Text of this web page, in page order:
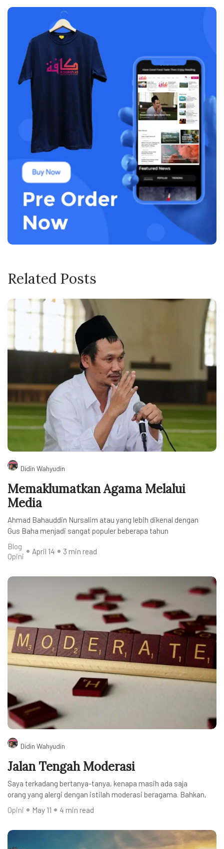
Related Posts
Didin Wahyudin
Memaklumatkan Agama Melalui
Media
Ahmad Bahauddin Nursalim atau yang lebih dikenal dengan
Gus Baha menjadi sangat populer beberapa tahun
Blog
Opini
April 14 3 min read
Didin Wahyudin
Jalan Tengah Moderasi
Saya terkadang bertanya-tanya, kenapa masih ada saja
orang yang alergi dengan istilah moderasi beragama. Bahkan,
Opini
May 11 4 min read